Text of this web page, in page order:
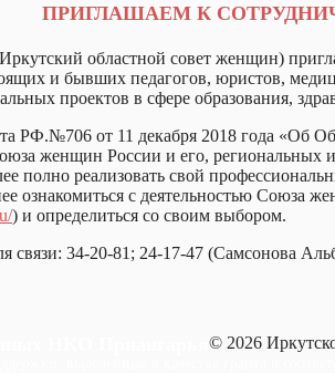
ПРИГЛАШАЕМ К
областной совет женщин)
и бывших педагогов, юристов,
проектов в сфере образования,
РФ.№706 от 11 декабря 2018 года «Об
женщин России и его, региональных
полно реализовать свой
ознакомиться с деятельностью Союза
) и определиться со своим выбором.
связи: 34-20-81; 24-17-47 (Самсонова
© 2026